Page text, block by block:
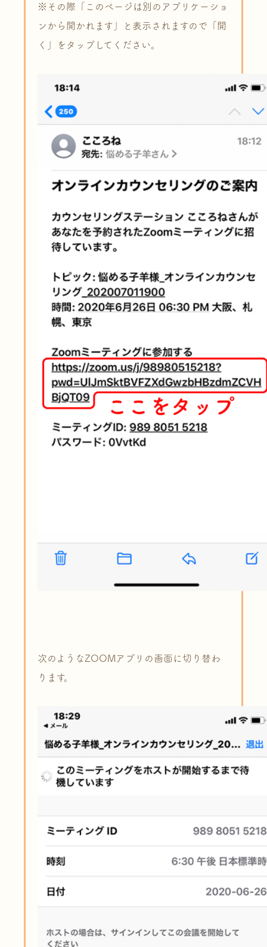
※その際「このページは別のアプリケーショ
ンから開かれます」と表示されますので「開
く」をタップしてください。
次のようなZOOMアプリの画面に切り替わ
ります。